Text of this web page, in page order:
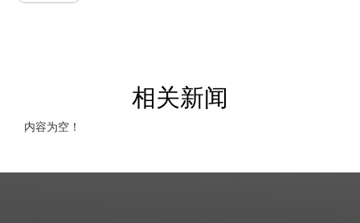
相关新闻
内容为空！